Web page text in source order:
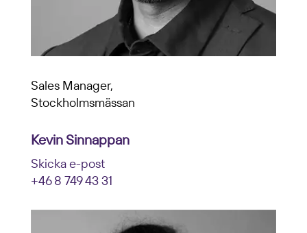
Sales Manager,
Stockholmsmässan
Kevin Sinnappan
Skicka e-post
+46 8 749 43 31